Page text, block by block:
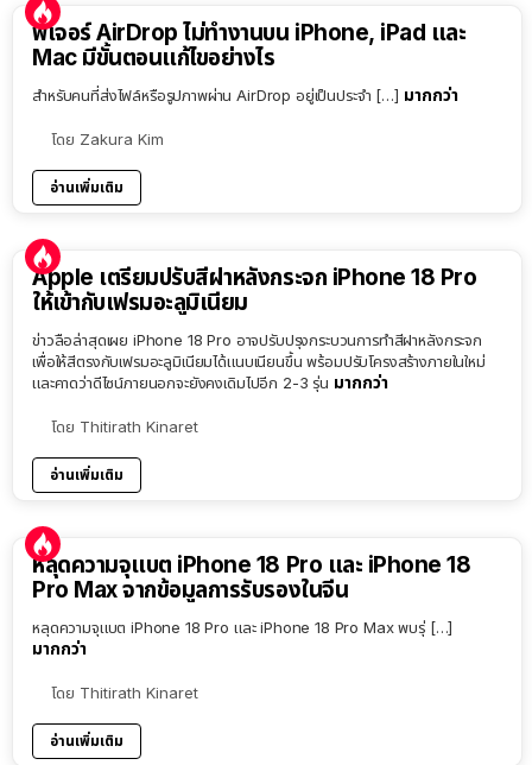
ฟีเจอร์ AirDrop ไม่ทำงานบน iPhone, iPad และ
Mac มีขั้นตอนแก้ไขอย่างไร
สำหรับคนที่ส่งไฟล์หรือรูปภาพผ่าน AirDrop อยู่เป็นประจำ […] มากกว่า
โดย Zakura Kim
อ่านเพิ่มเติม
Apple เตรียมปรับสีฝาหลังกระจก iPhone 18 Pro
ให้เข้ากับเฟรมอะลูมิเนียม
ข่าวลือล่าสุดเผย iPhone 18 Pro อาจปรับปรุงกระบวนการทำสีฝาหลังกระจก
เพื่อให้สีตรงกับเฟรมอะลูมิเนียมได้แนบเนียนขึ้น พร้อมปรับโครงสร้างภายในใหม่
และคาดว่าดีไซน์ภายนอกจะยังคงเดิมไปอีก 2-3 รุ่น มากกว่า
โดย Thitirath Kinaret
อ่านเพิ่มเติม
หลุดความจุแบต iPhone 18 Pro และ iPhone 18
Pro Max จากข้อมูลการรับรองในจีน
หลุดความจุแบต iPhone 18 Pro และ iPhone 18 Pro Max พบรุ่ […]
มากกว่า
โดย Thitirath Kinaret
อ่านเพิ่มเติม